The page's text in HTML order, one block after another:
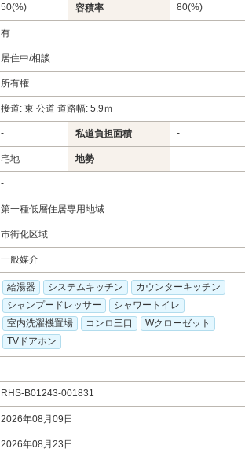
50(%) 容積率 80(%)
有
居住中/相談
所有権
接道: 東 公道 道路幅: 5.9ｍ
- 私道負担面積 -
宅地 地勢
-
第一種低層住居専用地域
市街化区域
一般媒介
給湯器 システムキッチン
カウンターキッチン
シャンプードレッサー
シャワートイレ
室内洗濯機置場
コンロ三口
Wクローゼット
TVドアホン
RHS-B01243-001831
2026年08月09日
2026年08月23日